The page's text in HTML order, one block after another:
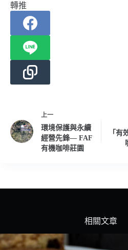
轉推
上一
環境保護與永續
經營先鋒— FAF
有機咖啡莊園
「有
相關文章